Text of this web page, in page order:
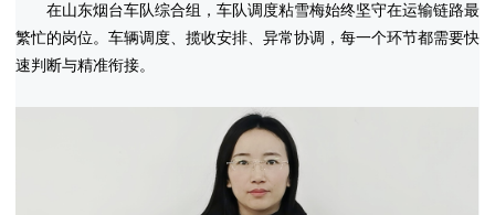
在山东烟台车队综合组，车队调度粘雪梅始终坚守在运输链路最
繁忙的岗位。车辆调度、揽收安排、异常协调，每一个环节都需要快
速判断与精准衔接。